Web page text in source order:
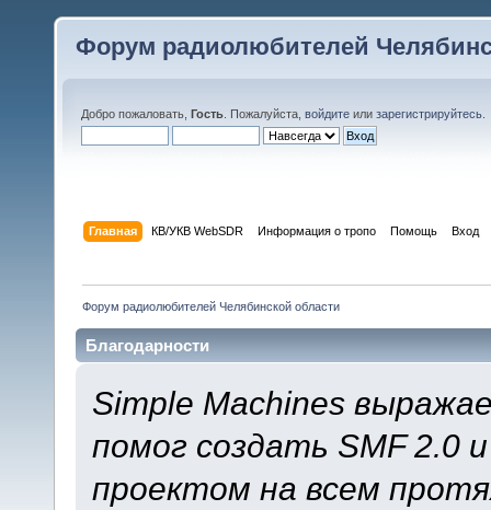
Форум радиолюбителей
Добро пожаловать, Гость . Пожалуйста, войдите или зарегистрируйтесь
Главная КВ/УКВ WebSDR Информация о тропо Помощь Вход
Форум радиолюбителей Челябинской области
Благодарности
Simple Machines
помог создать SMF 2.0
проектом на всем